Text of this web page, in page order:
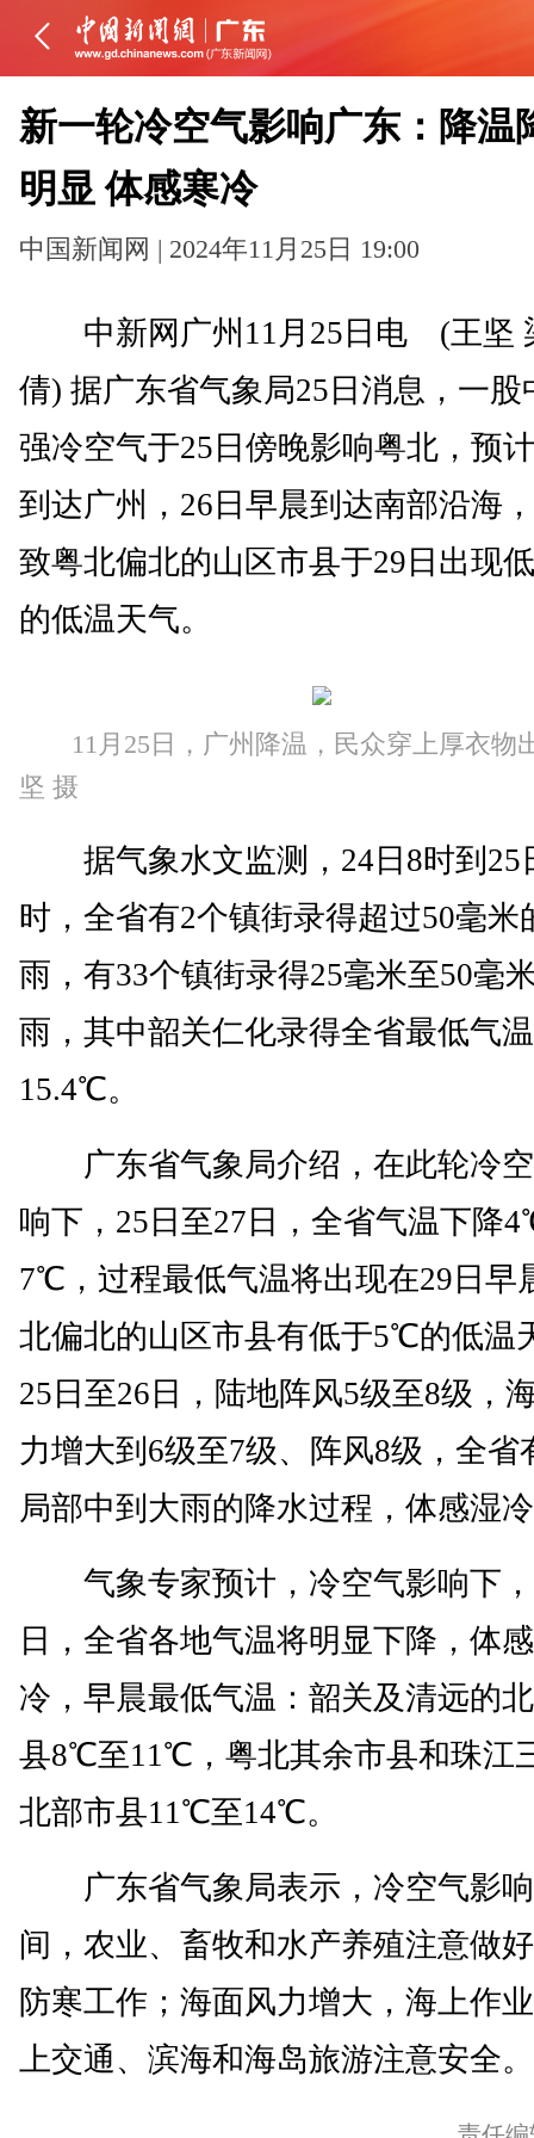
新一轮冷空气影响广东：降温
明显 体感寒冷
中国新闻网 | 2024年11月25日 19:00
中新网广州11月25日电 (王坚
倩) 据广东省气象局25日消息，一股
强冷空气于25日傍晚影响粤北，预
到达广州，26日早晨到达南部沿海
致粤北偏北的山区市县于29日出现
的低温天气。
11月25日，广州降温，民众穿上厚衣物
坚 摄
据气象水文监测，24日8时到25
时，全省有2个镇街录得超过50毫米
雨，有33个镇街录得25毫米至50毫
雨，其中韶关仁化录得全省最低气温
15.4℃。
广东省气象局介绍，在此轮冷
响下，25日至27日，全省气温下降
7℃，过程最低气温将出现在29日早
北偏北的山区市县有低于5℃的低温
25日至26日，陆地阵风5级至8级，
力增大到6级至7级、阵风8级，全省
局部中到大雨的降水过程，体感湿
气象专家预计，冷空气影响下
日，全省各地气温将明显下降，体
冷，早晨最低气温：韶关及清远的
县8℃至11℃，粤北其余市县和珠江
北部市县11℃至14℃。
广东省气象局表示，冷空气影
间，农业、畜牧和水产养殖注意做
防寒工作；海面风力增大，海上作
上交通、滨海和海岛旅游注意安全